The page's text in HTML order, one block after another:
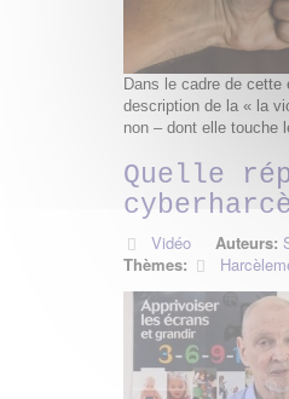
Dans le cadre de cette
description de la « la
non – dont elle touche
Quelle
Vidéo Auteurs:
Thèmes: